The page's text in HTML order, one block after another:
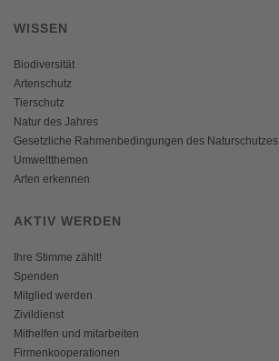
WISSEN
Biodiversität
Artenschutz
Tierschutz
Natur des Jahres
Gesetzliche Rahmenbedingungen des Naturschutzes
Umweltthemen
Arten erkennen
AKTIV WERDEN
Ihre Stimme zählt!
Spenden
Mitglied werden
Zivildienst
Mithelfen und mitarbeiten
Firmenkooperationen